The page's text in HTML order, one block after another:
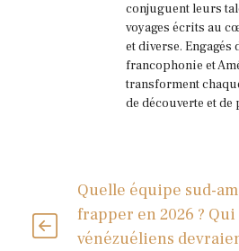
conjuguent leurs
voyages écrits au
et diverse. Engagés
francophonie et
transforment
de découverte et de
Quelle équipe sud-
frapper en 2026 ? Qui
vénézuéliens